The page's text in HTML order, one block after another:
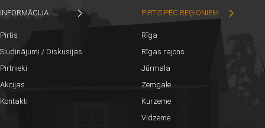
INFORMĀCIJA
Pirtis
Sludinājumi / Diskusijas
Pirtnieki
Akcijas
Kontakti
PIRTIS PĒC REĢIONIEM
Rīga
Rīgas rajons
Jūrmala
Zemgale
Kurzeme
Vidzeme